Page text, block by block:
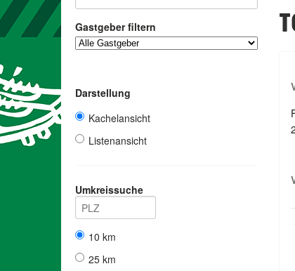
Gastgeber filtern
Darstellung
Kachelansicht
Listenansicht
Umkreissuche
10 km
25 km